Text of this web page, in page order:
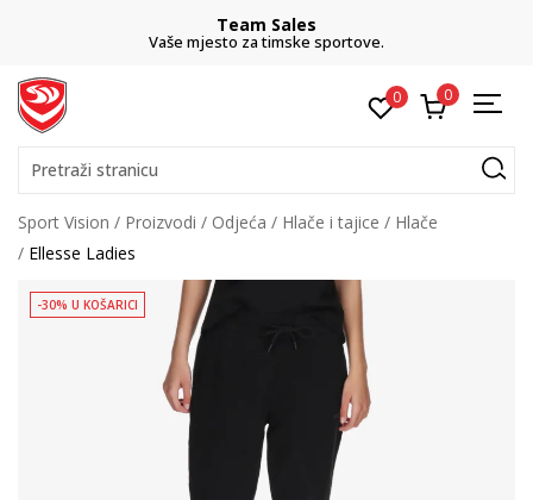
Team Sales
Vaše mjesto za timske sportove.
0 0
Pretraži stranicu
Sport Vision Proizvodi Odjeća Hlače i tajice
Hlače
Ellesse Ladies
-30% U KOŠARICI